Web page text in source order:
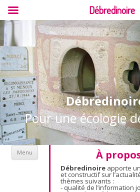
Pour une écologie
À
Débredinoire apporte
et constructif sur
thèmes suivants :
- qualité de l’information
Menu Aller au contenu
Débredinoire